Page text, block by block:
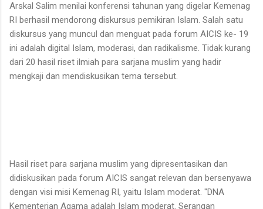
Arskal Salim menilai konferensi tahunan yang digelar Kemenag
RI berhasil mendorong diskursus pemikiran Islam. Salah satu
diskursus yang muncul dan menguat pada forum AICIS ke- 19
ini adalah digital Islam, moderasi, dan radikalisme. Tidak kurang
dari 20 hasil riset ilmiah para sarjana muslim yang hadir
mengkaji dan mendiskusikan tema tersebut.
Hasil riset para sarjana muslim yang dipresentasikan dan
didiskusikan pada forum AICIS sangat relevan dan bersenyawa
dengan visi misi Kemenag RI, yaitu Islam moderat. "DNA
Kementerian Agama adalah Islam moderat. Serangan